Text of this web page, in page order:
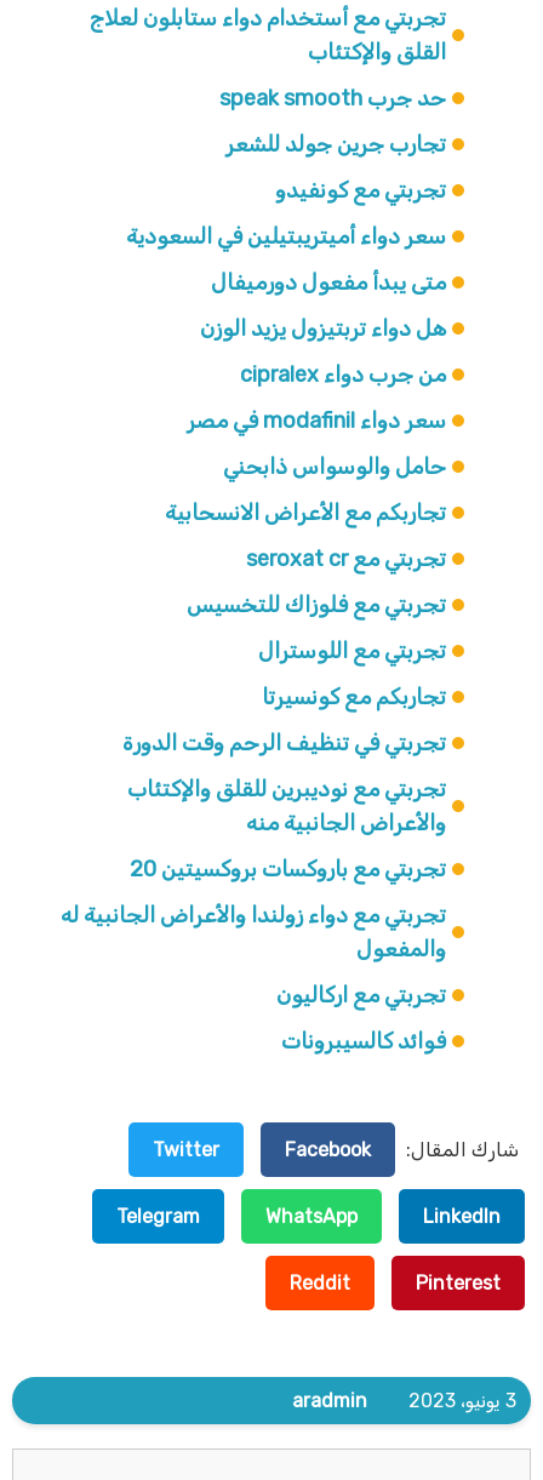
تجربتي مع أستخدام دواء ستابلون لعلاج
القلق والإكتئاب
حد جرب speak smooth
تجارب جرين جولد للشعر
تجربتي مع كونفيدو
سعر دواء أميتريبتيلين في السعودية
متى يبدأ مفعول دورميفال
هل دواء تربتيزول يزيد الوزن
من جرب دواء cipralex
سعر دواء modafinil في مصر
حامل والوسواس ذابحني
تجاربكم مع الأعراض الانسحابية
تجربتي مع seroxat cr
تجربتي مع فلوزاك للتخسيس
تجربتي مع اللوسترال
تجاربكم مع كونسيرتا
تجربتي في تنظيف الرحم وقت الدورة
تجربتي مع نوديبرين للقلق والإكتئاب
والأعراض الجانبية منه
تجربتي مع باروكسات بروكسيتين 20
تجربتي مع دواء زولندا والأعراض الجانبية له
والمفعول
تجربتي مع اركاليون
فوائد كالسيبرونات
شارك المقال: Facebook
Twitter
LinkedIn
WhatsApp
Telegram
Pinterest
Reddit
3 يونيو، 2023 aradmin